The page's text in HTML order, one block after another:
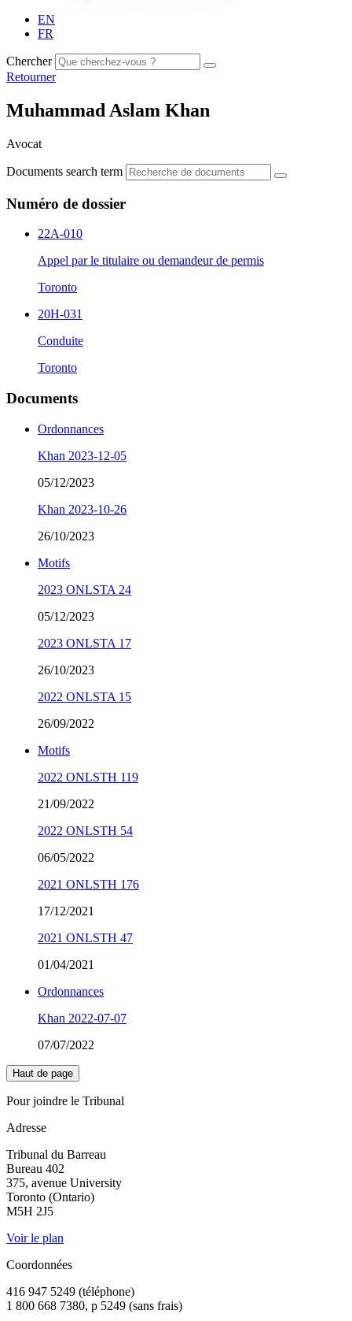
EN
FR
Chercher
Retourner
Muhammad Aslam Khan
Avocat
Documents search term
Numéro de dossier
22A-010
Appel par le titulaire ou demandeur de permis
Toronto
20H-031
Conduite
Toronto
Documents
Ordonnances
Khan 2023-12-05
05/12/2023
Khan 2023-10-26
26/10/2023
Motifs
2023 ONLSTA 24
05/12/2023
2023 ONLSTA 17
26/10/2023
2022 ONLSTA 15
26/09/2022
Motifs
2022 ONLSTH 119
21/09/2022
2022 ONLSTH 54
06/05/2022
2021 ONLSTH 176
17/12/2021
2021 ONLSTH 47
01/04/2021
Ordonnances
Khan 2022-07-07
07/07/2022
Haut de page
Pour joindre le Tribunal
Adresse
Tribunal du Barreau
Bureau 402
375, avenue University
Toronto (Ontario)
M5H 2J5
Voir le plan
Coordonnées
416 947 5249 (téléphone)
1 800 668 7380, p 5249 (sans frais)